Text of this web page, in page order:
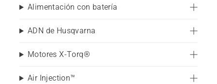
Alimentación con batería
ADN de Husqvarna
Motores X-Torq®
Air Injection™